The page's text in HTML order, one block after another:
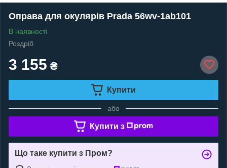
Оправа для окулярів Prada 56wv-1ab101
В наявності
Роздріб
3 155 ₴
Купити
або
Купити з
Що таке купити з Пром?